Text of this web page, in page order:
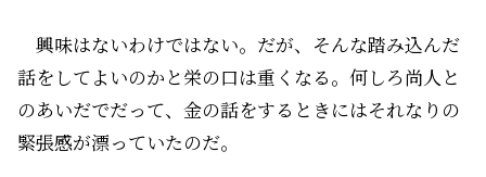
興味は――ないわけではない。だが、そんな踏み込んだ
話をしてよいのかと栄の口は重くなる。何しろ尚人と
のあいだでだって、金の話をするときにはそれなりの
緊張感が漂っていたのだ。